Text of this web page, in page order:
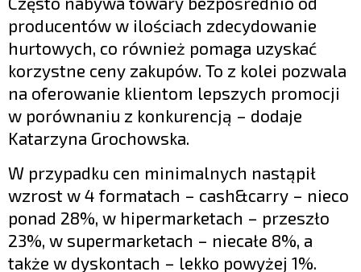
producentów w ilościach zdecydowanie
hurtowych, co również pomaga uzyskać
korzystne ceny zakupów. To z kolei pozwala
na oferowanie klientom lepszych promocji
w porównaniu z konkurencją – dodaje
Katarzyna Grochowska.
W przypadku cen minimalnych nastąpił
wzrost w 4 formatach – cash&carry – nieco
ponad 28%, w hipermarketach – przeszło
23%, w supermarketach – niecałe 8%, a
także w dyskontach – lekko powyżej 1%.